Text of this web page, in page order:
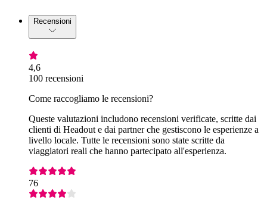
Recensioni
4,6
100 recensioni
Come raccogliamo le recensioni?
Queste valutazioni includono recensioni verificate, scritte dai
clienti di Headout e dai partner che gestiscono le esperienze a
livello locale. Tutte le recensioni sono state scritte da
viaggiatori reali che hanno partecipato all'esperienza.
76